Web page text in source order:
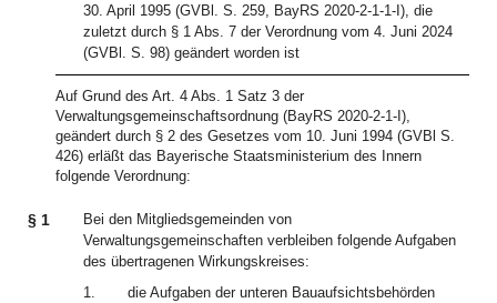
30. April 1995 (GVBl. S. 259, BayRS 2020-2-1-1-I), die
zuletzt durch § 1 Abs. 7 der Verordnung vom 4. Juni 2024
(GVBl. S. 98) geändert worden ist
Auf Grund des Art. 4 Abs. 1 Satz 3 der
Verwaltungsgemeinschaftsordnung (BayRS 2020-2-1-I),
geändert durch § 2 des Gesetzes vom 10. Juni 1994 (GVBl S.
426) erläßt das Bayerische Staatsministerium des Innern
folgende Verordnung:
§ 1
Bei den Mitgliedsgemeinden von
Verwaltungsgemeinschaften verbleiben folgende Aufgaben
des übertragenen Wirkungskreises:
1.
die Aufgaben der unteren Bauaufsichtsbehörden